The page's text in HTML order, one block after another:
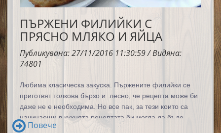
ПЪРЖЕНИ ФИЛИЙКИ С
ПРЯСНО МЛЯКО И ЯЙЦА
Публикувана: 27/11/2016 11:30:59 / Видяна:
74801
Любима класическа закуска. Пържените филийки се
приготвят толкова бързо и лесно, че рецепта може би
даже не е необходима. Но все пак, за тези които са
начинаещи в кухнята рецептата би могла да бъде
полезна.
Повече